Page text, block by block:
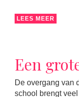
LEES MEER
Een
De overgang van
school brengt